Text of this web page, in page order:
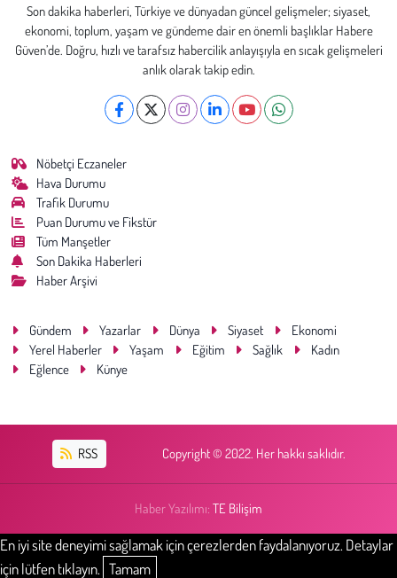
Son dakika haberleri, Türkiye ve dünyadan güncel gelişmeler; siyaset,
ekonomi, toplum, yaşam ve gündeme dair en önemli başlıklar Habere
Güven’de. Doğru, hızlı ve tarafsız habercilik anlayışıyla en sıcak gelişmeleri
anlık olarak takip edin.
Nöbetçi Eczaneler
Hava Durumu
Trafik Durumu
Puan Durumu ve Fikstür
Tüm Manşetler
Son Dakika Haberleri
Haber Arşivi
Gündem Yazarlar Dünya Siyaset
Ekonomi
Yerel Haberler
Yaşam Eğitim Sağlık
Kadın
Eğlence
Künye
RSS Copyright © 2022. Her hakkı saklıdır.
Haber Yazılımı: TE Bilişim
En iyi site deneyimi sağlamak için çerezlerden faydalanıyoruz. Detaylar
için lütfen tıklayın. Tamam